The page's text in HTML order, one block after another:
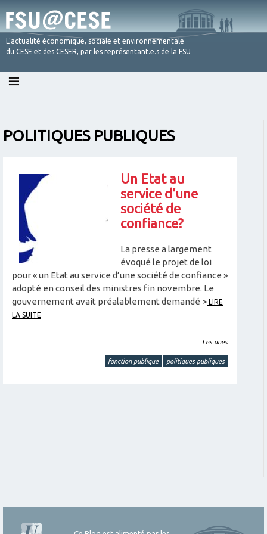
L’actualité économique, sociale et environnementale
du CESE et des CESER, par les représentant.e.s de la FSU
Skip
POLITIQUES PUBLIQUES
Un Etat au
service d’une
société de
confiance?
La presse a largement
évoqué le projet de loi
pour « un Etat au service d’une société de confiance »
adopté en conseil des ministres fin novembre. Le
gouvernement avait préalablement demandé > LIRE
LA SUITE
Les unes
fonction publique politiques publiques